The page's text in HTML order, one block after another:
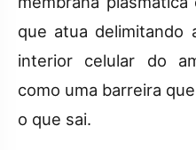
que atua delimitando
interior celular do
como uma barreira
o que sai.